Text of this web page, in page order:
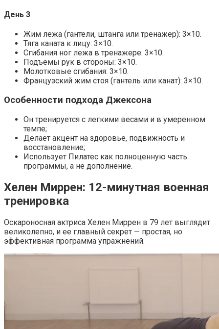
День 3
Жим лежа (гантели, штанга или тренажер): 3×10.
Тяга каната к лицу: 3×10.
Сгибания ног лежа в тренажере: 3×10.
Подъемы рук в стороны: 3×10.
Молотковые сгибания: 3×10.
Французский жим стоя (гантель или канат): 3×10.
Особенности подхода Джексона
Он тренируется с легкими весами и в умеренном
темпе;
Делает акцент на здоровье, подвижность и
восстановление;
Использует Пилатес как полноценную часть
программы, а не дополнение.
Хелен Миррен: 12-минутная военная
тренировка
Оскароносная актриса Хелен Миррен в 79 лет выглядит
великолепно, и ее главный секрет — простая, но
эффективная программа упражнений.